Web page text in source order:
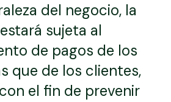
del negocio, la
sujeta al
de pagos de los
que de los clientes,
el fin de prevenir